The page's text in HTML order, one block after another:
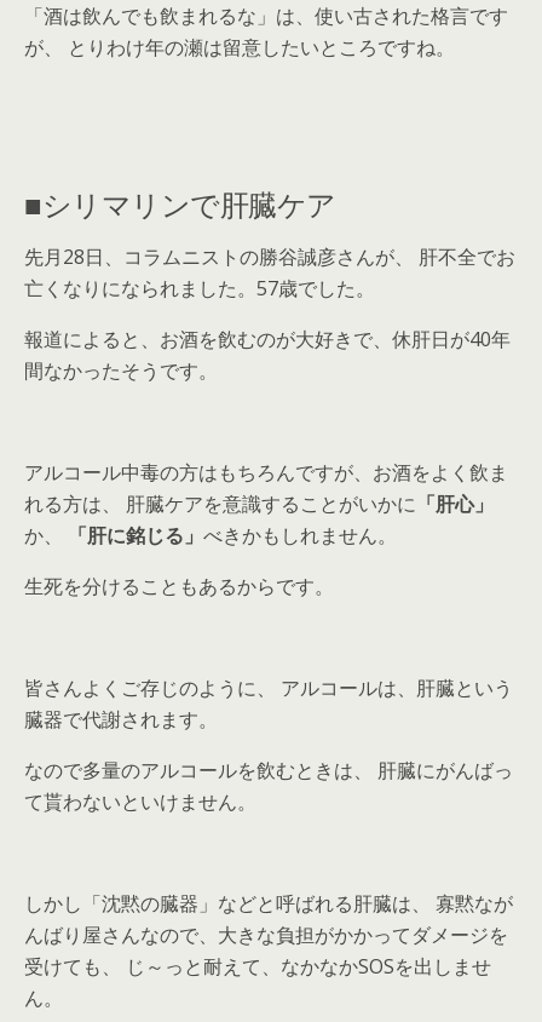
「酒は飲んでも飲まれるな」は、使い古された格言です
が、 とりわけ年の瀬は留意したいところですね。
■シリマリンで肝臓ケア
先月28日、コラムニストの勝谷誠彦さんが、 肝不全でお
亡くなりになられました。57歳でした。
報道によると、お酒を飲むのが大好きで、休肝日が40年
間なかったそうです。
アルコール中毒の方はもちろんですが、お酒をよく飲ま
れる方は、 肝臓ケアを意識することがいかに 「肝心」
か、
「肝に銘じる」 べきかもしれません。
生死を分けることもあるからです。
皆さんよくご存じのように、 アルコールは、肝臓という
臓器で代謝されます。
なので多量のアルコールを飲むときは、 肝臓にがんばっ
て貰わないといけません。
しかし「沈黙の臓器」などと呼ばれる肝臓は、 寡黙なが
んばり屋さんなので、大きな負担がかかってダメージを
受けても、 じ～っと耐えて、なかなかSOSを出しませ
ん。